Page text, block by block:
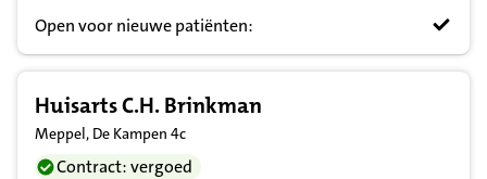
Open voor nieuwe patiënten:
Huisarts C.H. Brinkman
Meppel, De Kampen 4c
Contract: vergoed